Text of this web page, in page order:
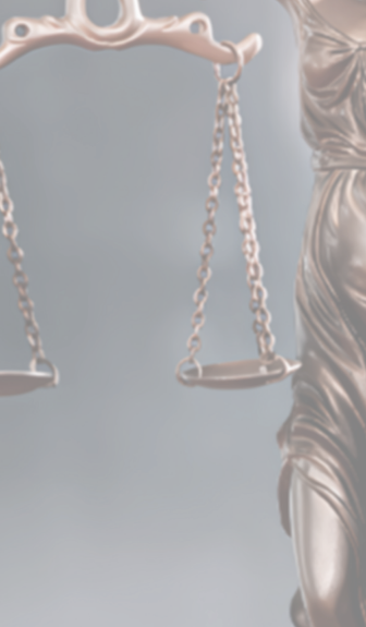
REENVIAR
Edifício Centro Empresarial Varig | Setor SCN -
Bloco B - Sala 903 |Brasília – DF - CEP